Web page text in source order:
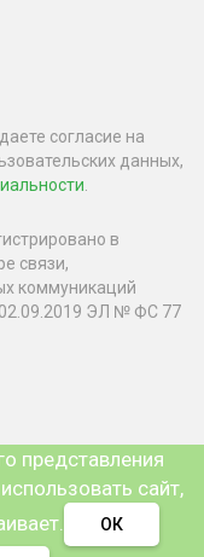
согласие на
данных,
в
связи,
коммуникаций
02.09.2019 ЭЛ № ФС 77
представления
сайт,
ОК